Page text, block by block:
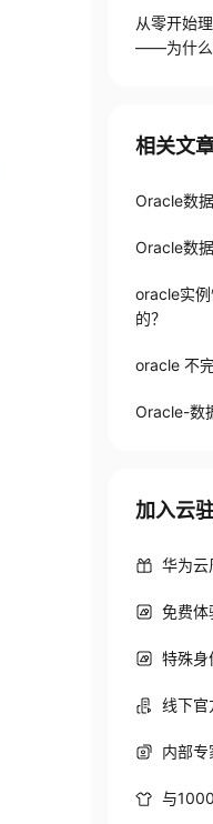
从零开始
——为什么
相关文
Oracle数
Oracle数
oracle实
的？
oracle 不
Oracle-数
加入云
华为云
免费体
特殊身
线下官
内部专
与